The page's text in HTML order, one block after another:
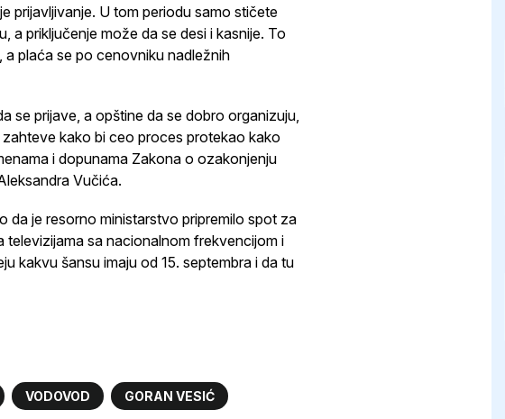
prijavljivanje. U tom periodu samo stičete
a priključenje može da se desi i kasnije. To
a plaća se po cenovniku nadležnih
se prijave, a opštine da se dobro organizuju,
zahteve kako bi ceo proces protekao kako
i dopunama Zakona o ozakonjenju
Vučića.
da je resorno ministarstvo pripremilo spot za
televizijama sa nacionalnom frekvencijom i
kakvu šansu imaju od 15. septembra i da tu
VODOVOD GORAN VESIĆ